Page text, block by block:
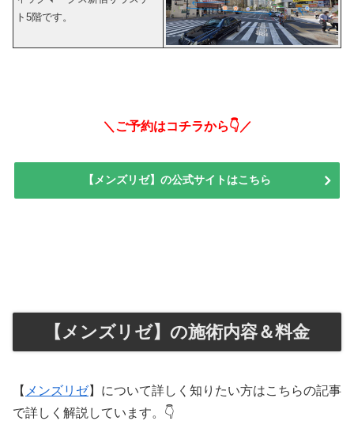
ト5階です。
＼ご予約はコチラから👇／
【メンズリゼ】の公式サイトはこちら
【メンズリゼ】の施術内容＆料金
【 メンズリゼ】について詳しく知りたい方はこちらの記事
で詳しく解説しています。👇